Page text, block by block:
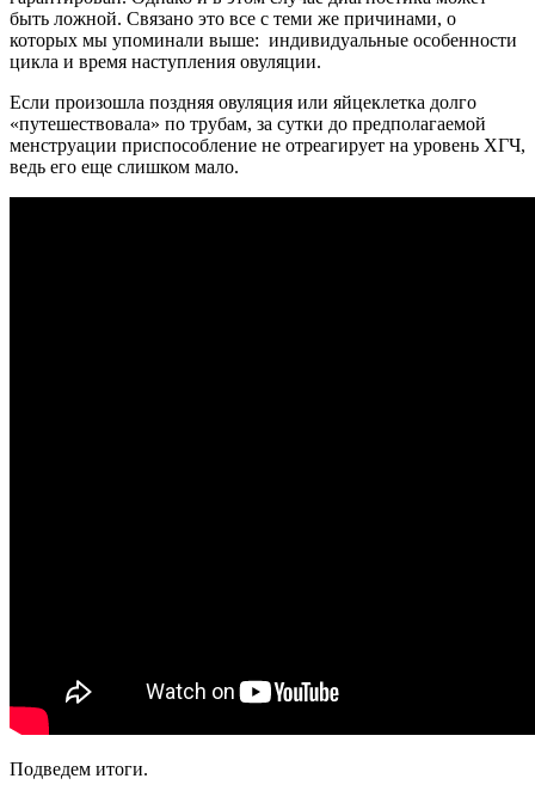
быть ложной. Связано это все с теми же причинами, о
которых мы упоминали выше: индивидуальные особенности
цикла и время наступления овуляции.
Если произошла поздняя овуляция или яйцеклетка долго
«путешествовала» по трубам, за сутки до предполагаемой
менструации приспособление не отреагирует на уровень ХГЧ,
ведь его еще слишком мало.
Подведем итоги.